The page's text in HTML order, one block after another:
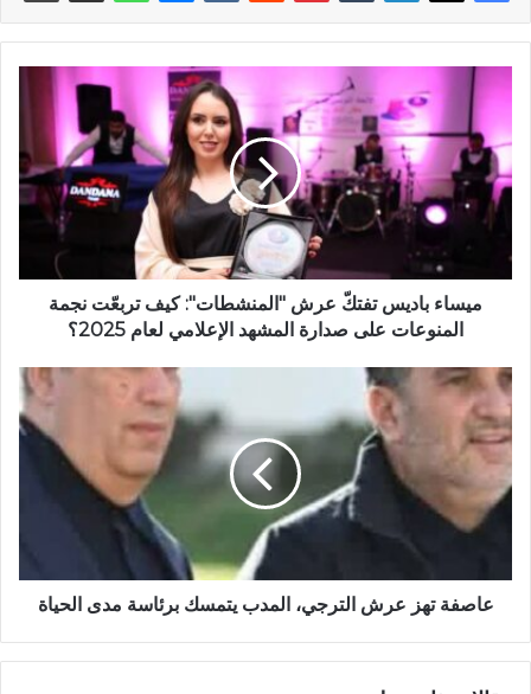
ميساء باديس تفتكّ عرش "المنشطات": كيف تربعّت نجمة
المنوعات على صدارة المشهد الإعلامي لعام 2025؟
عاصفة تهز عرش الترجي، المدب يتمسك برئاسة مدى الحياة